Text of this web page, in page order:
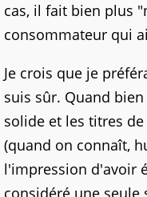
cas, il fait bien plus
consommateur qui
Je crois que je
suis sûr. Quand
solide et les titres
(quand on connaît,
l'impression d'avoir